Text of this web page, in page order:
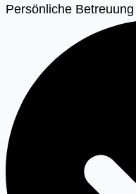
Persönliche Betreuung